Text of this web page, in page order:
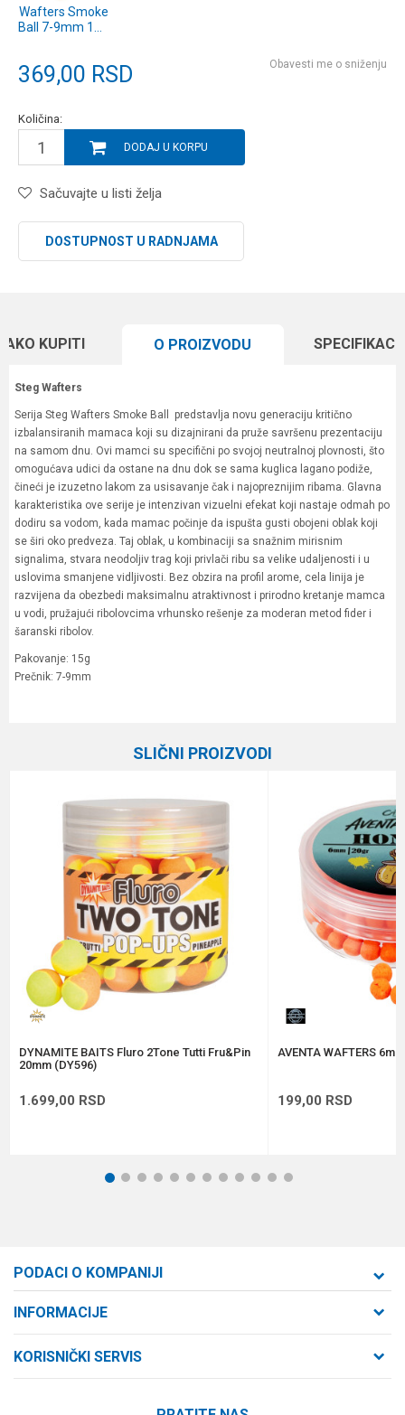
Wafters Smoke
Ball 7-9mm 15g
369,00 RSD Obavesti me o sniženju
Količina:
DODAJ U KORPU
Sačuvajte u listi želja
DOSTUPNOST U RADNJAMA
KUPITI O PROIZVODU
Steg Wafters
Serija Steg Wafters Smoke Ball predstavlja novu generaciju kritično
izbalansiranih mamaca koji su dizajnirani da pruže savršenu prezentaciju
na samom dnu. Ovi mamci su specifični po svojoj neutralnoj plovnosti, što
omogućava udici da ostane na dnu dok se sama kuglica lagano podiže,
čineći je izuzetno lakom za usisavanje čak i najopreznijim ribama. Glavna
karakteristika ove serije je intenzivan vizuelni efekat koji nastaje odmah po
dodiru sa vodom, kada mamac počinje da ispušta gusti obojeni oblak koji
se širi oko predveza. Taj oblak, u kombinaciji sa snažnim mirisnim
signalima, stvara neodoljiv trag koji privlači ribu sa velike udaljenosti i u
uslovima smanjene vidljivosti. Bez obzira na profil arome, cela linija je
razvijena da obezbedi maksimalnu atraktivnost i prirodno kretanje mamca
u vodi, pružajući ribolovcima vrhunsko rešenje za moderan metod fider i
šaranski ribolov.
Pakovanje: 15g
Prečnik: 7-9mm
Anti-spam zaštita - izračunajte koliko je 2 + 3 :
POŠALJI
SLIČNI PROIZVODI
DYNAMITE BAITS Fluro 2Tone Tutti Fru&Pin
20mm (DY596)
1.699,00 RSD
AVENTA WAFTERS
199,00 RSD
1 2 3 4 5 6 7 8 9 101112
PODACI O KOMPANIJI
Cara Dušana 47
INFORMACIJE
KORISNIČKI SERVIS